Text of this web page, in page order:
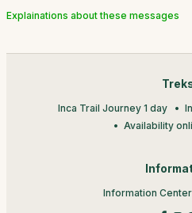
Explainations about these messages
Inca Trail Journey 1 day
Availability
Information Center